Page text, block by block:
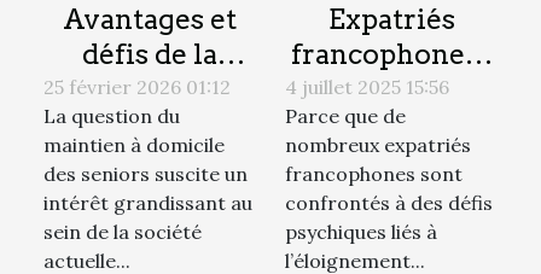
Avantages et
défis de la
téléassistance à
domicile pour
les seniors
25 février 2026 01:12
La question du
maintien à domicile
des seniors suscite un
intérêt grandissant au
sein de la société
actuelle...
Expatriés
francophones :
à qui faire
appel pour une
séance de
psychanalyse
en ligne ?
4 juillet 2025 15:56
Parce que de
nombreux expatriés
francophones sont
confrontés à des défis
psychiques liés à
l’éloignement...